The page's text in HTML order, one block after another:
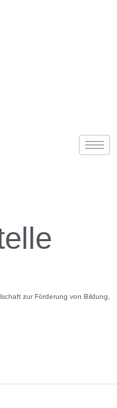
zur Förderung von Bildung,